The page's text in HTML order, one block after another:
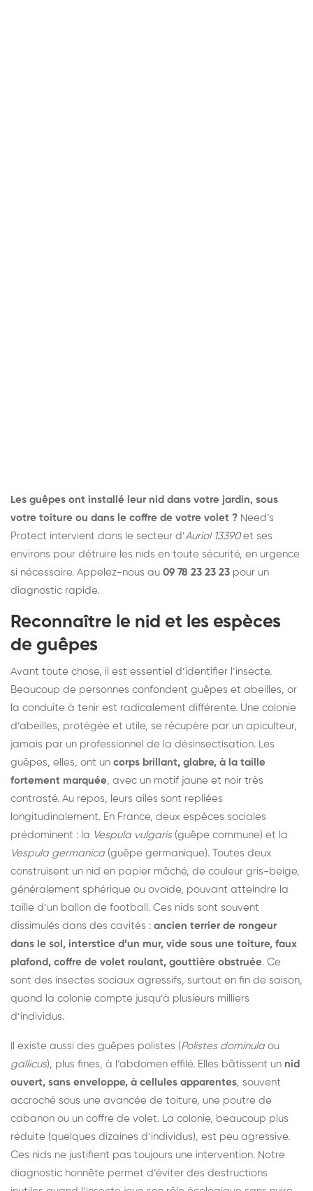
Les guêpes ont installé leur nid dans votre jardin, sous
votre toiture ou dans le coffre de votre volet ? Need’s
Protect intervient dans le secteur d’Auriol 13390et ses
environs pour détruire les nids en toute sécurité, en urgence
si nécessaire. Appelez-nous au 09 78 23 23 23 pour un
diagnostic rapide.
Reconnaître le nid et les espèces
de guêpes
Avant toute chose, il est essentiel d’identifier l’insecte.
Beaucoup de personnes confondent guêpes et abeilles, or
la conduite à tenir est radicalement différente. Une colonie
d’abeilles, protégée et utile, se récupère par un apiculteur,
jamais par un professionnel de la désinsectisation. Les
guêpes, elles, ont un corps brillant, glabre, à la taille
fortement marquée, avec un motif jaune et noir très
contrasté. Au repos, leurs ailes sont repliées
longitudinalement. En France, deux espèces sociales
prédominent : la Vespula vulgaris(guêpe commune) et la
Vespula germanica (guêpe germanique). Toutes deux
construisent un nid en papier mâché, de couleur gris-beige,
généralement sphérique ou ovoïde, pouvant atteindre la
taille d’un ballon de football. Ces nids sont souvent
dissimulés dans des cavités : ancien terrier de rongeur
dans le sol, interstice d’un mur, vide sous une toiture, faux
plafond, coffre de volet roulant, gouttière obstruée. Ce
sont des insectes sociaux agressifs, surtout en fin de saison,
quand la colonie compte jusqu’à plusieurs milliers
d’individus.
Il existe aussi des guêpes polistes (Polistes dominula ou
gallicus), plus fines, à l’abdomen effilé. Elles bâtissent un nid
ouvert, sans enveloppe, à cellules apparentes, souvent
accroché sous une avancée de toiture, une poutre de
cabanon ou un coffre de volet. La colonie, beaucoup plus
réduite (quelques dizaines d’individus), est peu agressive.
Ces nids ne justifient pas toujours une intervention. Notre
diagnostic honnête permet d’éviter des destructions